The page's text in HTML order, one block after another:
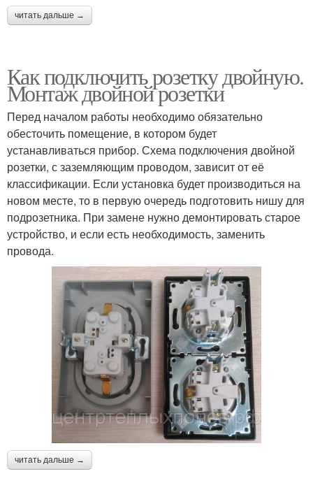
читать дальше →
Как подключить розетку двойную.
Монтаж двойной розетки
Перед началом работы необходимо обязательно
обесточить помещение, в котором будет
устанавливаться прибор. Схема подключения двойной
розетки, с заземляющим проводом, зависит от её
классификации. Если установка будет производиться на
новом месте, то в первую очередь подготовить нишу для
подрозетника. При замене нужно демонтировать старое
устройство, и если есть необходимость, заменить
провода.
читать дальше →